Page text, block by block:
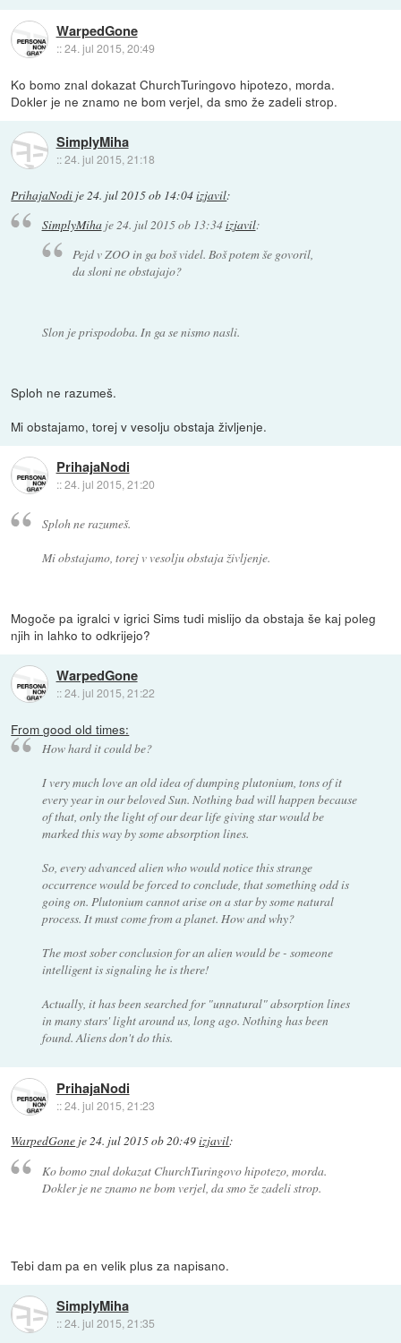
WarpedGone
::24. jul 2015, 20:49
Ko bomo znal dokazat ChurchTuringovo hipotezo, morda.
Dokler je ne znamo ne bom verjel, da smo že zadeli strop.
SimplyMiha
::24. jul 2015, 21:18
PrihajaNodi je24. jul 2015 ob 14:04izjavil:
SimplyMihaje24. jul 2015 ob 13:34izjavil:
Pejd v ZOO in ga boš videl. Boš potem še govoril,
da sloni ne obstajajo?
Slon je prispodoba. In ga se nismo nasli.
Sploh ne razumeš.
Mi obstajamo, torej v vesolju obstaja življenje.
PrihajaNodi
::24. jul 2015, 21:20
Sploh ne razumeš.
Mi obstajamo, torej v vesolju obstaja življenje.
Mogoče pa igralci v igrici Sims tudi mislijo da obstaja še kaj poleg
njih in lahko to odkrijejo?
WarpedGone
::24. jul 2015, 21:22
From good old times:
How hard it could be?
I very much love an old idea of dumping plutonium, tons of it
every year in our beloved Sun. Nothing bad will happen because
of that, only the light of our dear life giving star would be
marked this way by some absorption lines.
So, every advanced alien who would notice this strange
occurrence would be forced to conclude, that something odd is
going on. Plutonium cannot arise on a star by some natural
process. It must come from a planet. How and why?
The most sober conclusion for an alien would be - someone
intelligent is signaling he is there!
Actually, it has been searched for "unnatural" absorption lines
in many stars' light around us, long ago. Nothing has been
found. Aliens don't do this.
PrihajaNodi
::24. jul 2015, 21:23
WarpedGone je24. jul 2015 ob 20:49izjavil:
Ko bomo znal dokazat ChurchTuringovo hipotezo, morda.
Dokler je ne znamo ne bom verjel, da smo že zadeli strop.
Tebi dam pa en velik plus za napisano.
SimplyMiha
::24. jul 2015, 21:35